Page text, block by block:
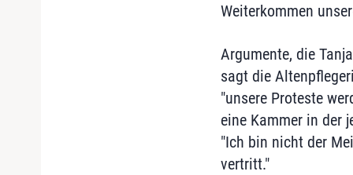
Weiterkommen
Argumente, die
sagt die
"unsere Proteste
eine Kammer in der
"Ich bin nicht der
vertritt."